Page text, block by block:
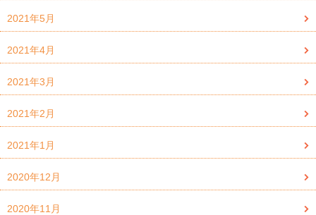
2021年5月
2021年4月
2021年3月
2021年2月
2021年1月
2020年12月
2020年11月